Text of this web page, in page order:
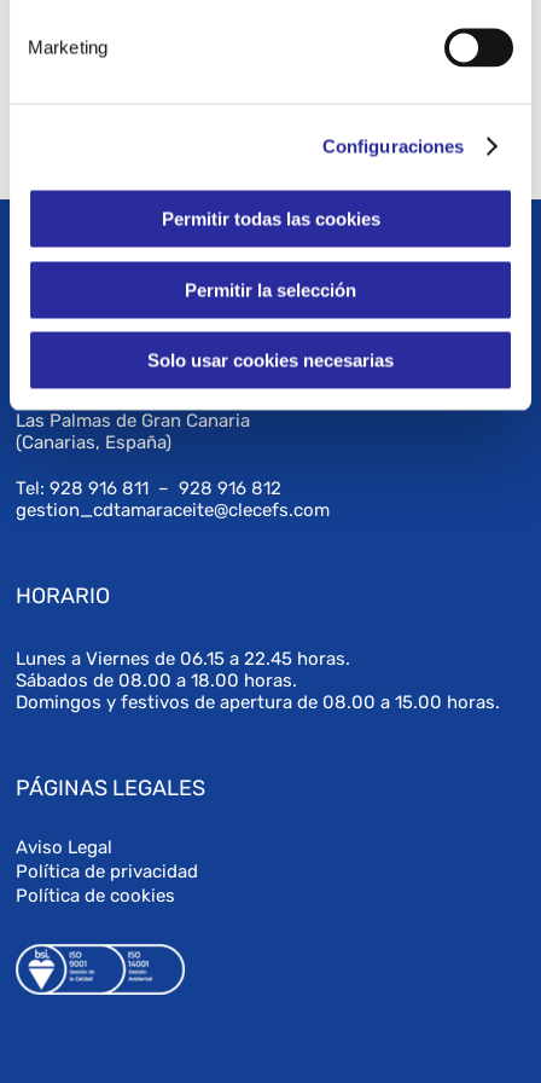
Marketing
Configuraciones
Permitir todas las cookies
Permitir la selección
Solo usar cookies necesarias
Centro Deportivo Tamaraceite
DATOS DE CONTACTO
C/ José Antonio Gutiérrez Mellado esq. Juan Pulido
Las Palmas de Gran Canaria
(Canarias, España)
Tel: 928 916 811 – 928 916 812
gestion_cdtamaraceite@clecefs.com
HORARIO
Lunes a Viernes de 06.15 a 22.45 horas.
Sábados de 08.00 a 18.00 horas.
Domingos y festivos de apertura de 08.00 a 15.00 horas.
PÁGINAS LEGALES
Aviso Legal
Política de privacidad
Política de cookies